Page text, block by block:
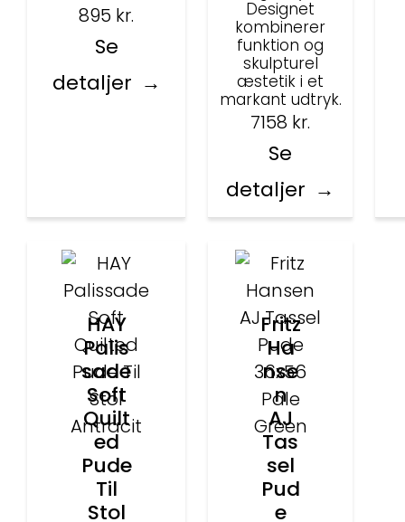
895 kr.
Se
detaljer
Designet
kombinerer
funktion og
skulpturel
æstetik i et
markant udtryk.
7158 kr.
Se
detaljer
HAY
Palis
sade
Soft
Quilt
ed
Pude
Til
Stol
Fritz
Ha
nse
n
AJ
Tas
sel
Pud
e